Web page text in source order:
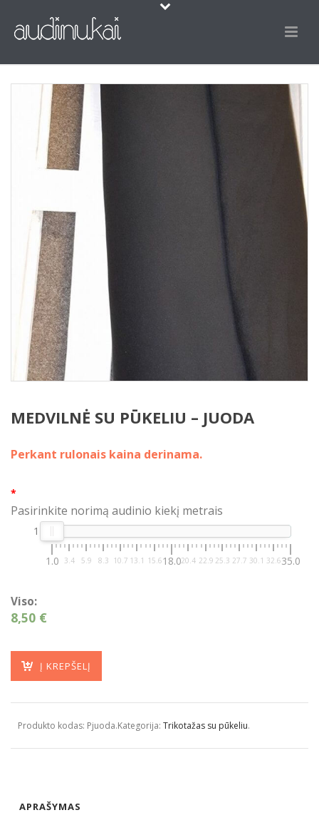
MEDVILNĖ SU PŪKELIU – JUODA
Perkant rulonais kaina derinama.
*
Pasirinkite norimą audinio kiekį metrais
1.0 3.4 5.9 8.3 10.7 13.1 15.618.020.4 22.9 25.3 27.7 30.1 32.635.0
1
Viso:
8,50 €
Į KREPŠELĮ
Produkto kodas: Pjuoda.Kategorija: Trikotažas su pūkeliu.
APRAŠYMAS